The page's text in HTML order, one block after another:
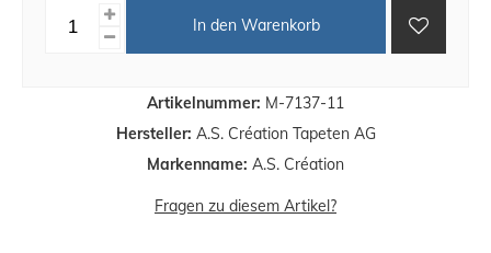
Artikelnummer: M-7137-11
Hersteller: A.S. Création Tapeten AG
Markenname: A.S. Création
In den Warenkorb
Fragen zu diesem Artikel?